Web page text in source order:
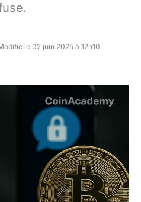
le 02 juin 2025 à 12h10